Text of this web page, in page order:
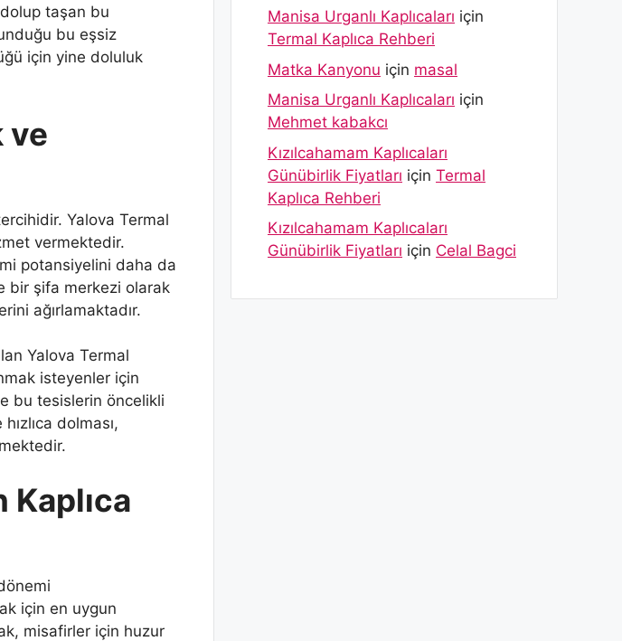
taşan bu
bu eşsiz
için yine doluluk
ve
Yalova Termal
vermektedir.
potansiyelini daha da
bir şifa merkezi olarak
ağırlamaktadır.
Yalova Termal
isteyenler için
bu tesislerin öncelikli
dolması,
Kaplıca
için en uygun
misafirler için huzur
Manisa Urganlı Kaplıcaları için
Termal Kaplıca Rehberi
Matka Kanyonu için masal
Manisa Urganlı Kaplıcaları için
Mehmet kabakcı
Kızılcahamam Kaplıcaları
Günübirlik Fiyatları için Termal
Kaplıca Rehberi
Kızılcahamam Kaplıcaları
Günübirlik Fiyatları için Celal Bagci